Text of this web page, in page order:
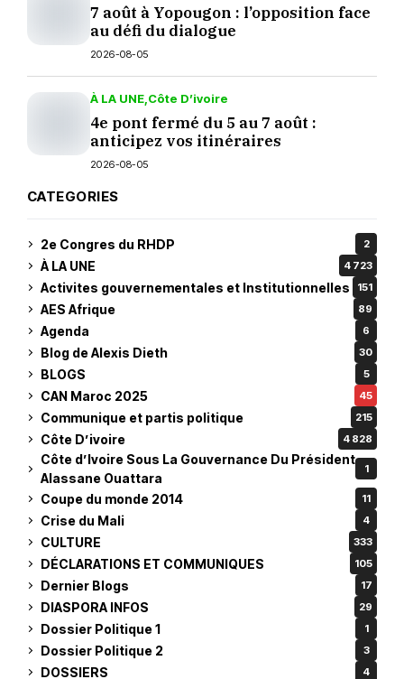
7 août à Yopougon : l’opposition face
au défi du dialogue
2026-08-05
À LA UNE Côte D’ivoire
4e pont fermé du 5 au 7 août :
anticipez vos itinéraires
2026-08-05
CATEGORIES
2e Congres du RHDP 2
À LA UNE 4 723
Activites gouvernementales et Institutionnelles 151
AES Afrique 89
Agenda 6
Blog de Alexis Dieth 30
BLOGS 5
CAN Maroc 2025 45
Communique et partis politique 215
Côte D’ivoire 4 828
Côte d’Ivoire Sous La Gouvernance Du Président
Alassane Ouattara
1
Coupe du monde 2014 11
Crise du Mali 4
CULTURE 333
DÉCLARATIONS ET COMMUNIQUES 105
Dernier Blogs 17
DIASPORA INFOS 29
Dossier Politique 1 1
Dossier Politique 2 3
DOSSIERS 4